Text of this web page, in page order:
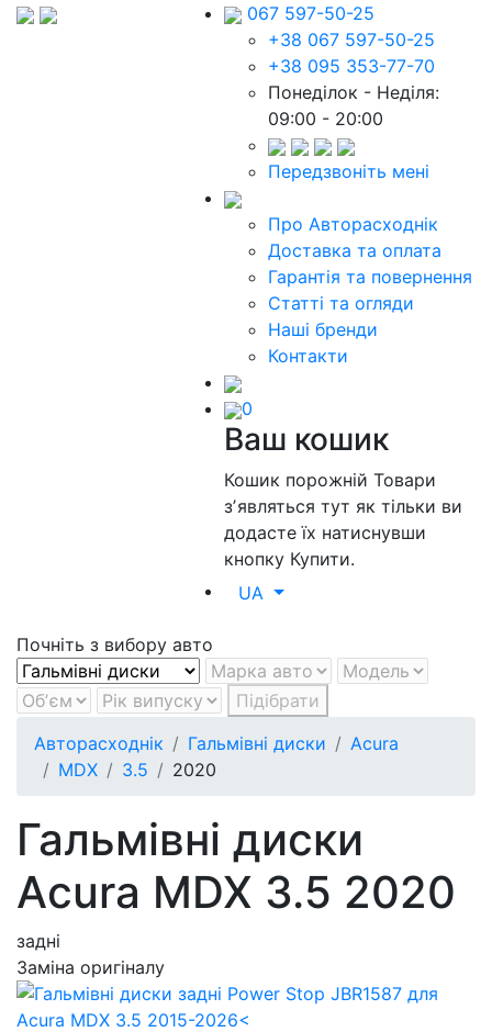
067 597-50-25
+38 067 597-50-25
+38 095 353-77-70
Понеділок - Неділя:
09:00 - 20:00
Передзвоніть мені
Про Авторасходнік
Доставка та оплата
Гарантія та повернення
Статті та огляди
Наші бренди
Контакти
0
Ваш кошик
Кошик порожнійТовари
зʼявляться тут як тільки ви
додасте їх натиснувши
кнопку Купити.
UA
Почніть з вибору авто
Підібрати
Авторасходнік
Гальмівні диски
Acura
MDX
3.5 2020
Гальмівні диски
Acura MDX 3.5 2020
задні
Заміна оригіналу